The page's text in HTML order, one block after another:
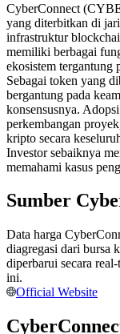
Copy Trading
Bergabunglah
Nikmati
CyberConnect
yang diterbitkan di
infrastruktur
memiliki berbagai
ekosistem tergantung
Sebagai token yang
bergantung pada
konsensusnya.
perkembangan
kripto secara
Investor sebaiknya
memahami kasus
Sumber
Data harga
diagregasi dari bursa
diperbarui secara
ini.
Official Website